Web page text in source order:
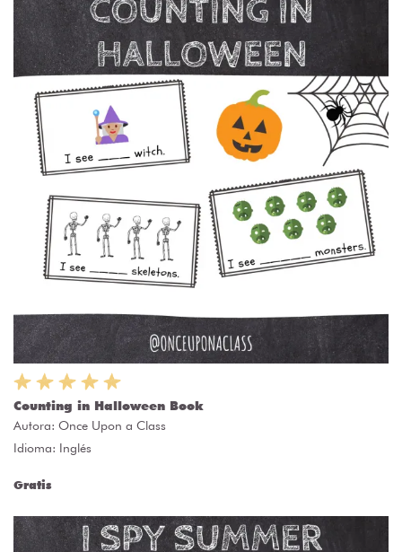
Counting in Halloween Book
Autora: Once Upon a Class
Idioma: Inglés
Gratis